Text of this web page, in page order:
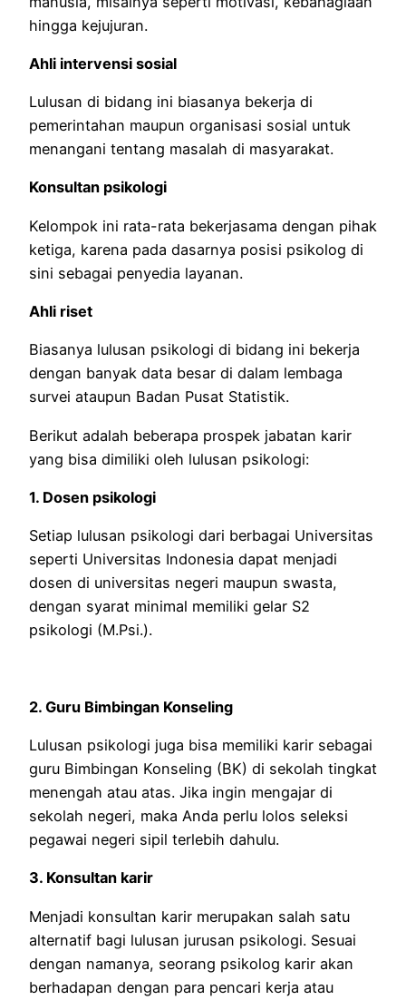
hingga kejujuran.
Ahli intervensi sosial
Lulusan di bidang ini biasanya bekerja di
pemerintahan maupun organisasi sosial untuk
menangani tentang masalah di masyarakat.
Konsultan psikologi
Kelompok ini rata-rata bekerjasama dengan pihak
ketiga, karena pada dasarnya posisi psikolog di
sini sebagai penyedia layanan.
Ahli riset
Biasanya lulusan psikologi di bidang ini bekerja
dengan banyak data besar di dalam lembaga
survei ataupun Badan Pusat Statistik.
Berikut adalah beberapa prospek jabatan karir
yang bisa dimiliki oleh lulusan psikologi:
1. Dosen psikologi
Setiap lulusan psikologi dari berbagai Universitas
seperti Universitas Indonesia dapat menjadi
dosen di universitas negeri maupun swasta,
dengan syarat minimal memiliki gelar S2
psikologi (M.Psi.).
2. Guru Bimbingan Konseling
Lulusan psikologi juga bisa memiliki karir sebagai
guru Bimbingan Konseling (BK) di sekolah tingkat
menengah atau atas. Jika ingin mengajar di
sekolah negeri, maka Anda perlu lolos seleksi
pegawai negeri sipil terlebih dahulu.
3. Konsultan karir
Menjadi konsultan karir merupakan salah satu
alternatif bagi lulusan jurusan psikologi. Sesuai
dengan namanya, seorang psikolog karir akan
berhadapan dengan para pencari kerja atau